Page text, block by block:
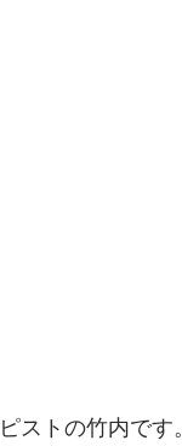
ストの竹内です。